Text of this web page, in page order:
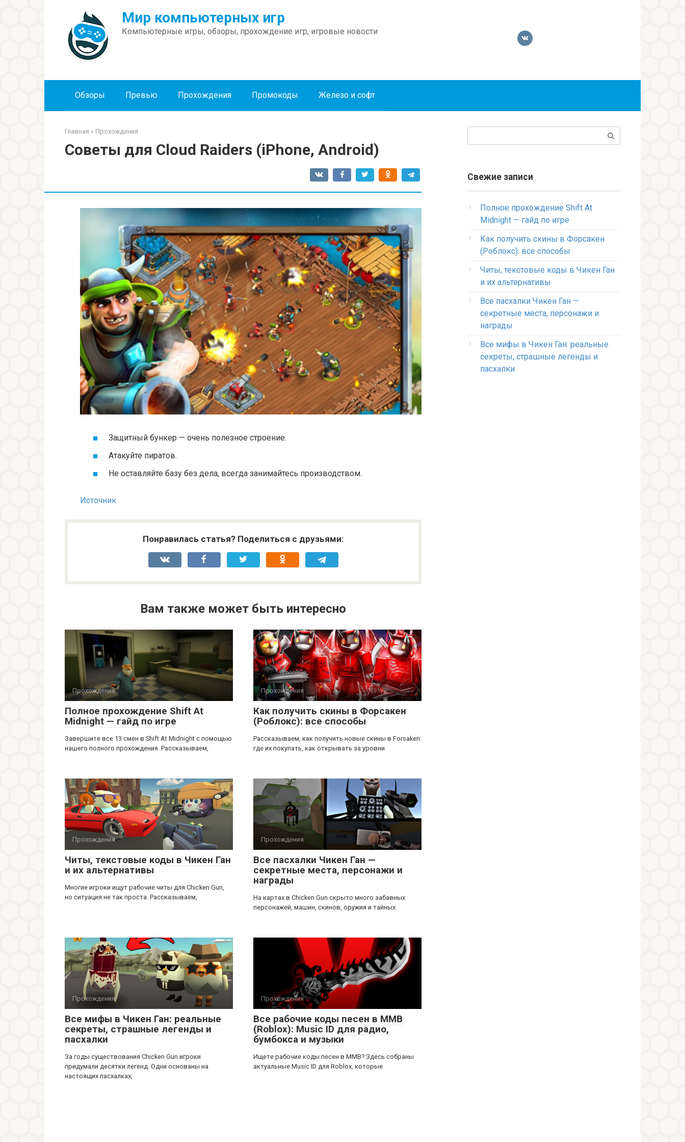
Мир компьютерных игр
Компьютерные игры, обзоры, прохождение игр, игровые новости
Обзоры Превью Прохождения Промокоды Железо и софт
Главная » Прохождения
Советы для Cloud Raiders (iPhone, Android)
Защитный бункер — очень полезное строение.
Атакуйте пиратов.
Не оставляйте базу без дела, всегда занимайтесь производством.
Источник
Понравилась статья? Поделиться с друзьями:
Вам также может быть интересно
Прохождения
Полное прохождение Shift At
Midnight — гайд по игре
Завершите все 13 смен в Shift At Midnight с помощью
нашего полного прохождения. Рассказываем,
Прохождения
Как получить скины в Форсакен
(Роблокс): все способы
Рассказываем, как получить новые скины в Forsaken:
где их покупать, как открывать за уровни
Прохождения
Читы, текстовые коды в Чикен Ган
и их альтернативы
Многие игроки ищут рабочие читы для Chicken Gun,
но ситуация не так проста. Рассказываем,
Прохождения
Все пасхалки Чикен Ган —
секретные места, персонажи и
награды
На картах в Chicken Gun скрыто много забавных
персонажей, машин, скинов, оружия и тайных
Прохождения
Все мифы в Чикен Ган: реальные
секреты, страшные легенды и
пасхалки
За годы существования Chicken Gun игроки
придумали десятки легенд. Одни основаны на
настоящих пасхалках,
Прохождения
Все рабочие коды песен в ММВ
(Roblox): Music ID для радио,
бумбокса и музыки
Ищете рабочие коды песен в ММВ? Здесь собраны
актуальные Music ID для Roblox, которые
Свежие записи
Полное прохождение Shift At
Midnight — гайд по игре
Как получить скины в Форсакен
(Роблокс): все способы
Читы, текстовые коды в Чикен Ган
и их альтернативы
Все пасхалки Чикен Ган —
секретные места, персонажи и
награды
Все мифы в Чикен Ган: реальные
секреты, страшные легенды и
пасхалки